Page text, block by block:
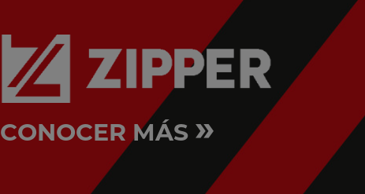
CONOCER MÁS »